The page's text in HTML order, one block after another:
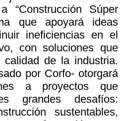
“Construcción Súper
que apoyará ideas
ineficiencias en el
con soluciones que
de la industria.
por Corfo- otorgará
a proyectos que
grandes desafíos:
sustentables,